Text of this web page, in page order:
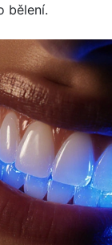
bělení.